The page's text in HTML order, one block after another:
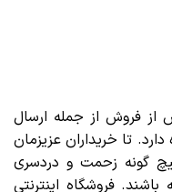
از فروش از جمله ارسال
تا خریداران عزیزمان
گونه زحمت و دردسری
فروشگاه اینترنتی